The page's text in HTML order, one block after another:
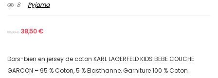
8 Pyjama
55,00€ 38,50€
Dors-bien en jersey de coton KARL LAGERFELD KIDS BEBE COUCHE
GARCON – 95 % Coton, 5 % Elasthanne, Garniture 100 % Coton